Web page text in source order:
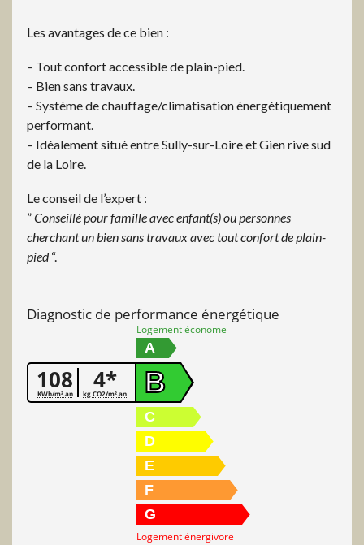
Les avantages de ce bien :
– Tout confort accessible de plain-pied.
– Bien sans travaux.
– Système de chauffage/climatisation énergétiquement
performant.
– Idéalement situé entre Sully-sur-Loire et Gien rive sud
de la Loire.
Le conseil de l’expert :
”Conseillé pour famille avec enfant(s) ou personnes
cherchant un bien sans travaux avec tout confort de plain-
pied“.
Diagnostic de performance énergétique
108
KWh/m².an 4*
kg CO2/m².an
Logement économe
A
B
C
D
E
F
G
Logement énergivore